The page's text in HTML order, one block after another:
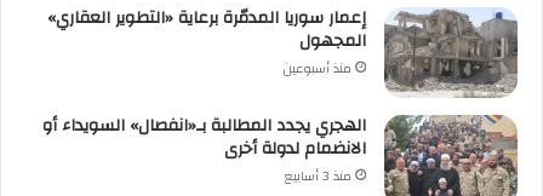
إعمار سوريا المدمّرة برعاية «التطوير العقاري»
المجهول
منذ أسبوعين
الهجري يجدد المطالبة بـ«انفصال» السويداء أو
الانضمام لدولة أخرى
منذ 3 أسابيع